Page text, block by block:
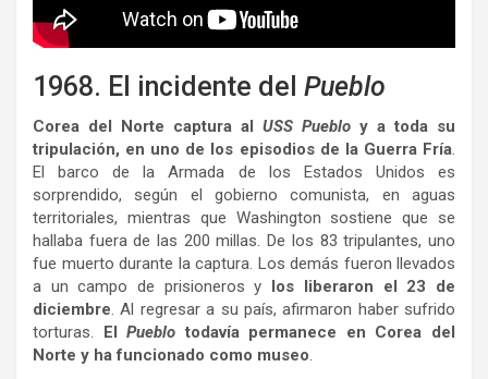
1968. El incidente del Pueblo
Corea del Norte captura al USS Pueblo y a toda su
tripulación, en uno de los episodios de la Guerra Fría.
El barco de la Armada de los Estados Unidos es
sorprendido, según el gobierno comunista, en aguas
territoriales, mientras que Washington sostiene que se
hallaba fuera de las 200 millas. De los 83 tripulantes, uno
fue muerto durante la captura. Los demás fueron llevados
a un campo de prisioneros y los liberaron el 23 de
diciembre. Al regresar a su país, afirmaron haber sufrido
torturas. ElPueblotodavía permanece en Corea del
Norte y ha funcionado como museo.